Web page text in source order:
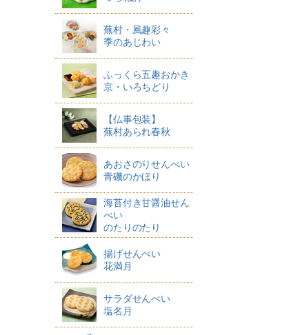
蕪村・風趣彩々
季のあじわい
ふっくら五趣おかき
京・いろちどり
【仏事包装】
蕪村あられ春秋
あおさのりせんべい
青磯のかほり
海苔付き甘醤油せん
べい
のたりのたり
揚げせんべい
花満月
サラダせんべい
塩名月